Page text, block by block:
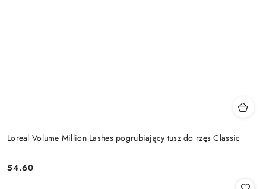
Loreal Volume Million Lashes pogrubiający tusz do rzęs Classic
Cena:
54.60